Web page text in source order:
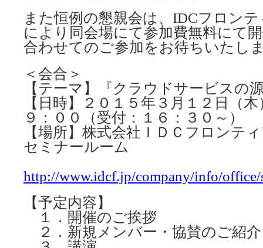
また恒例の懇親会は、IDCフロン
により同会場にて参加費無料にて
合わせてのご参加をお待ちいたし
＜会合＞
【テーマ】『クラウドサービスの
【日時】２０１５年３月１２日（
９：００（受付：１６：３０～）
【場所】株式会社ＩＤＣフロンテ
セミナールーム
http://www.idcf.jp/company/info/
【予定内容】
１．開催のご挨拶
２．新規メンバー・協賛のご紹介